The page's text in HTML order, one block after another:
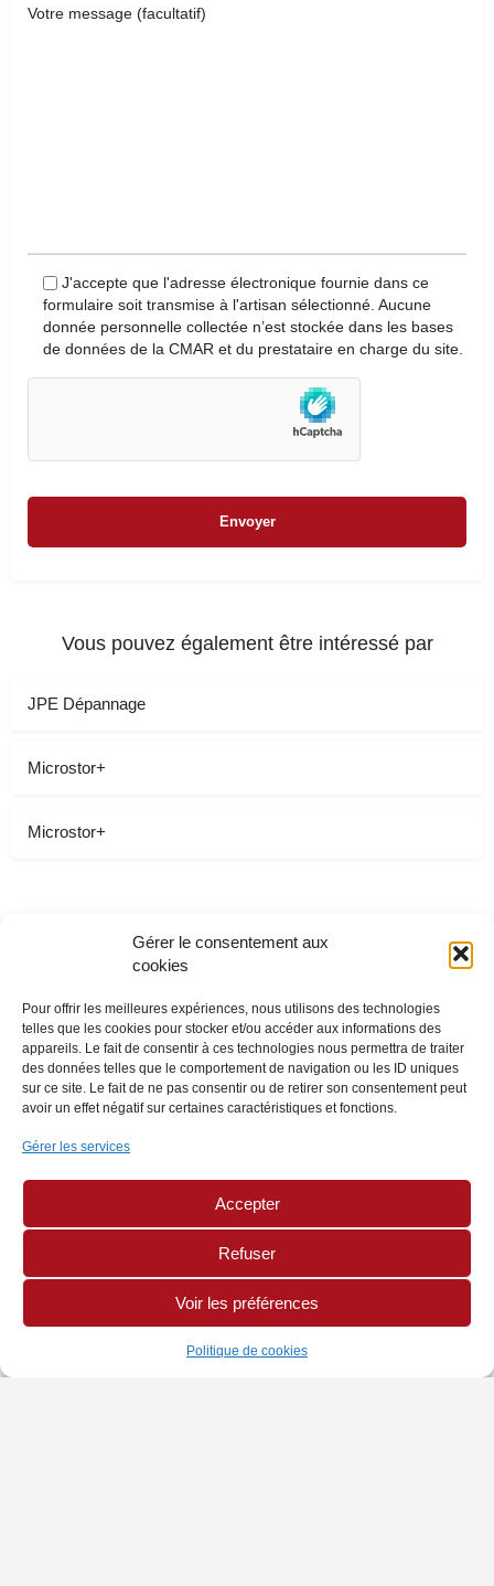
Gérer le consentement aux
cookies
Pour offrir les meilleures expériences, nous utilisons des technologies
telles que les cookies pour stocker et/ou accéder aux informations des
appareils. Le fait de consentir à ces technologies nous permettra de traiter
des données telles que le comportement de navigation ou les ID uniques
sur ce site. Le fait de ne pas consentir ou de retirer son consentement peut
avoir un effet négatif sur certaines caractéristiques et fonctions.
Gérer les services
Accepter
Refuser
Voir les préférences
Politique de cookies
Votre message (facultatif)
J'accepte que l'adresse électronique fournie dans ce
formulaire soit transmise à l'artisan sélectionné. Aucune
donnée personnelle collectée n’est stockée dans les bases
de données de la CMAR et du prestataire en charge du site.
Vous pouvez également être intéressé par
JPE Dépannage
Microstor+
Microstor+